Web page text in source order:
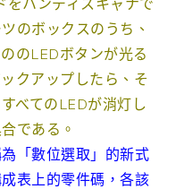
をハンディスキャナで
のボックスのうち、
のLEDボタンが光る
クアップしたら、そ
べてのLEDが消灯し
である。
「數位選取」的新式
表上的零件碼，各該